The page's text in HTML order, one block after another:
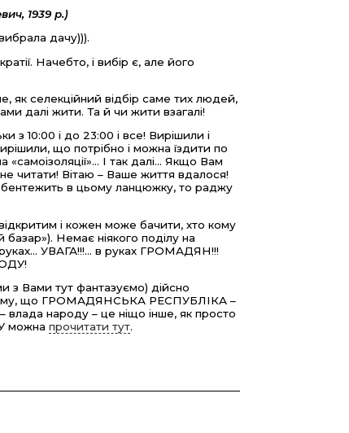
1939 р.)
дачу))).
Начебто, і вибір є, але його
як селекційний відбір саме тих людей,
далі жити. Та й чи жити взагалі!
з 10:00 і до 23:00 і все! Вирішили і
що потрібно і можна їздити по
І так далі... Якщо Вам
читати! Вітаю – Ваше життя вдалося!
в цьому ланцюжку, то раджу
і кожен може бачити, хто кому
Немає ніякого поділу на
УВАГА!!!... в руках ГРОМАДЯН!!!
з Вами тут фантазуємо) дійсно
що ГРОМАДЯНСЬКА РЕСПУБЛІКА –
народу – це ніщо інше, як просто
можнапрочитати тут.